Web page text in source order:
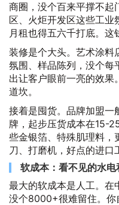
商圈，没个百来平撑不起
区、火炬开发区这些工业
月租也得五六千打底。这
装修是个大头。艺术涂料
氛围、样品陈列，没个
出让客户眼前一亮的效果
道坎。
接着是囤货。品牌加盟一
牌，起步压货成本在15-
些金银箔、特殊肌理料，
刀、打磨机，好点的进口
软成本：看不见的水电
最大的软成本是人工。在
没个8000+很难留住。你